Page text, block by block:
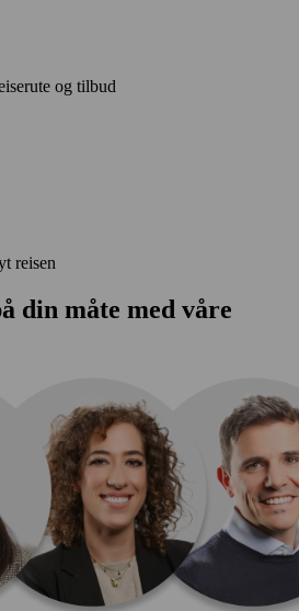
og tilbud
reisen
din måte med våre